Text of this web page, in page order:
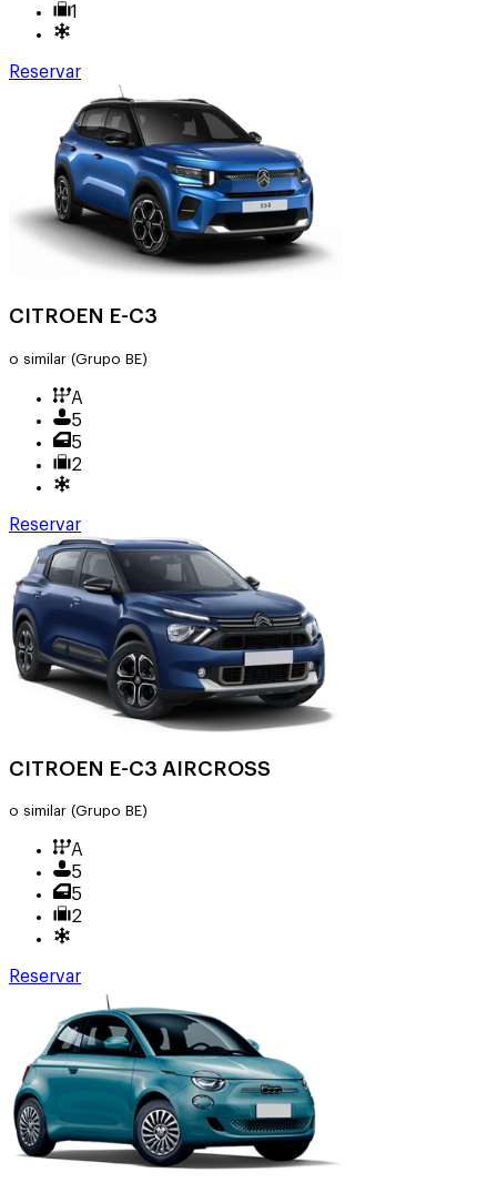
1
Reservar
CITROEN E-C3
o similar (Grupo BE)
A
5
5
2
Reservar
CITROEN E-C3 AIRCROSS
o similar (Grupo BE)
A
5
5
2
Reservar